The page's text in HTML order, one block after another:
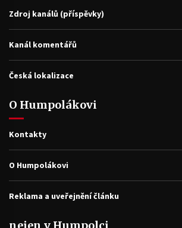
Zdroj kanálů (příspěvky)
Kanál komentářů
Česká lokalizace
O Humpolákovi
Kontakty
O Humpolákovi
Reklama a uveřejnění článku